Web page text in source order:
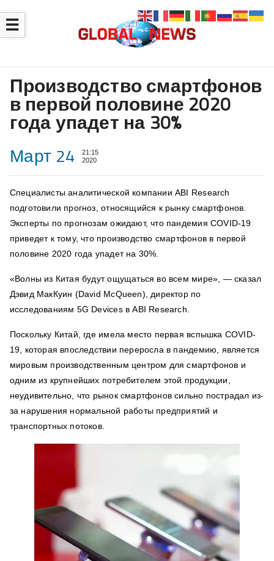
☰
Производство смартфонов
в первой половине 2020
года упадет на 30%
Март 24
21:15
2020
Специалисты аналитической компании ABI Research
подготовили прогноз, относящийся к рынку смартфонов.
Эксперты по прогнозам ожидают, что пандемия COVID-19
приведет к тому, что производство смартфонов в первой
половине 2020 года упадет на 30%.
«Волны из Китая будут ощущаться во всем мире», — сказал
Дэвид МакКуин (David McQueen), директор по
исследованиям 5G Devices в ABI Research.
Поскольку Китай, где имела место первая вспышка COVID-
19, которая впоследствии переросла в пандемию, является
мировым производственным центром для смартфонов и
одним из крупнейших потребителем этой продукции,
неудивительно, что рынок смартфонов сильно пострадал из-
за нарушения нормальной работы предприятий и
транспортных потоков.